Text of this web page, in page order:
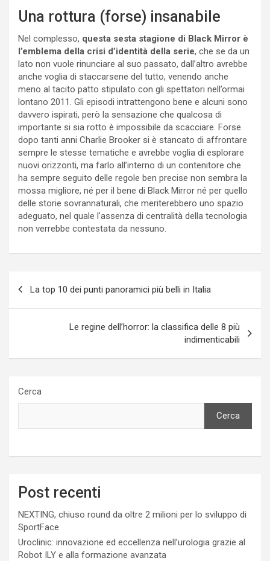
Una rottura (forse) insanabile
Nel complesso, questa sesta stagione di Black Mirror è
l’emblema della crisi d’identità della serie, che se da un
lato non vuole rinunciare al suo passato, dall’altro avrebbe
anche voglia di staccarsene del tutto, venendo anche
meno al tacito patto stipulato con gli spettatori nell’ormai
lontano 2011. Gli episodi intrattengono bene e alcuni sono
davvero ispirati, però la sensazione che qualcosa di
importante si sia rotto è impossibile da scacciare. Forse
dopo tanti anni Charlie Brooker si è stancato di affrontare
sempre le stesse tematiche e avrebbe voglia di esplorare
nuovi orizzonti, ma farlo all’interno di un contenitore che
ha sempre seguito delle regole ben precise non sembra la
mossa migliore, né per il bene di Black Mirror né per quello
delle storie sovrannaturali, che meriterebbero uno spazio
adeguato, nel quale l’assenza di centralità della tecnologia
non verrebbe contestata da nessuno.
articoli
La top 10 dei punti panoramici più belli in Italia
Le regine dell’horror: la classifica delle 8 più
indimenticabili
Cerca
Cerca
Post recenti
NEXTING, chiuso round da oltre 2 milioni per lo sviluppo di
SportFace
Uroclinic: innovazione ed eccellenza nell’urologia grazie al
Robot ILY e alla formazione avanzata